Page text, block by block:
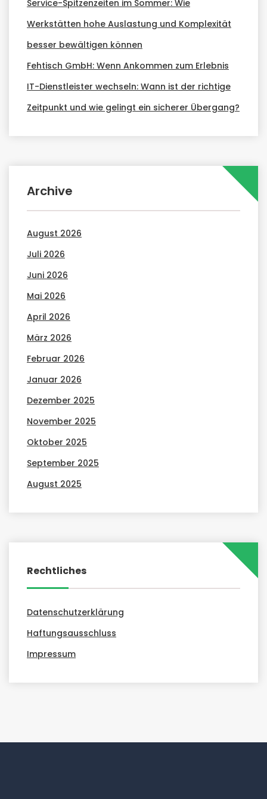
Service-Spitzenzeiten im Sommer: Wie
Werkstätten hohe Auslastung und Komplexität
besser bewältigen können
Fehtisch GmbH: Wenn Ankommen zum Erlebnis
IT-Dienstleister wechseln: Wann ist der richtige
Zeitpunkt und wie gelingt ein sicherer Übergang?
Archive
August 2026
Juli 2026
Juni 2026
Mai 2026
April 2026
März 2026
Februar 2026
Januar 2026
Dezember 2025
November 2025
Oktober 2025
September 2025
August 2025
Rechtliches
Datenschutzerklärung
Haftungsausschluss
Impressum